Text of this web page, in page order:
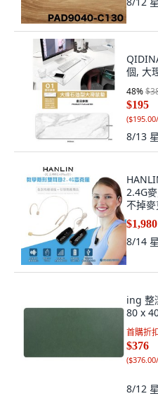
個, 大
48%
$195
(
8/13
2.4G
不掉
$1,980
8/14
ing 整
80 x
首購折
$376
(
8/12